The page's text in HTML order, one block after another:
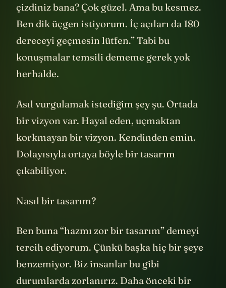
haftaki işlerinizi. Oğlum bu ne? Üçgen mi
çizdiniz bana? Çok güzel. Ama bu kesmez.
Ben dik üçgen istiyorum. İç açıları da 180
dereceyi geçmesin lütfen.” Tabi bu
konuşmalar temsili dememe gerek yok
Asıl vurgulamak istediğim şey şu. Ortada
bir vizyon var. Hayal eden, uçmaktan
korkmayan bir vizyon. Kendinden emin.
Dolayısıyla ortaya böyle bir tasarım
Ben buna “hazmı zor bir tasarım” demeyi
tercih ediyorum. Çünkü başka hiç bir şeye
benzemiyor. Biz insanlar bu gibi